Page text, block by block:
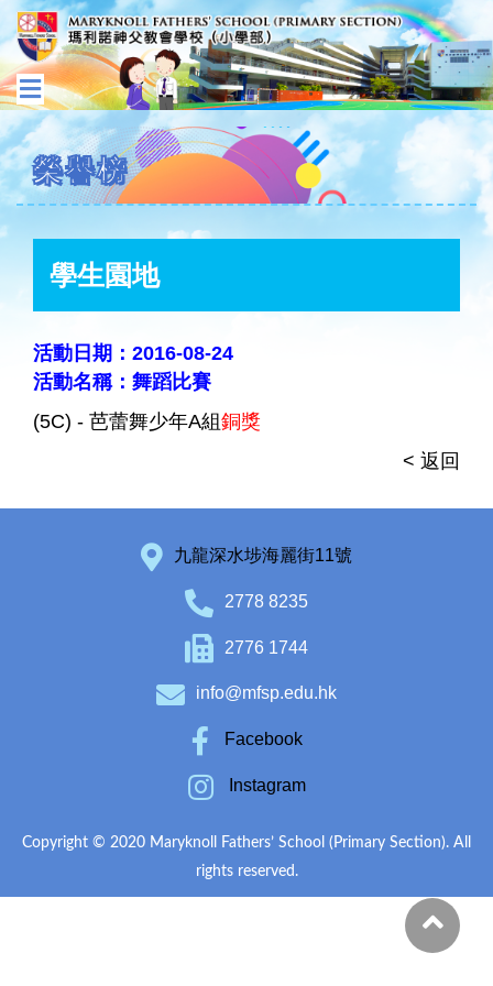
榮譽榜
學生園地
活動日期：2016-08-24
活動名稱：舞蹈比賽
(5C) - 芭蕾舞少年A組銅獎
< 返回
九龍深水埗海麗街11號
2778 8235
2776 1744
info@mfsp.edu.hk
Facebook
Instagram
Copyright © 2020 Maryknoll Fathers’ School (Primary Section). All
rights reserved.